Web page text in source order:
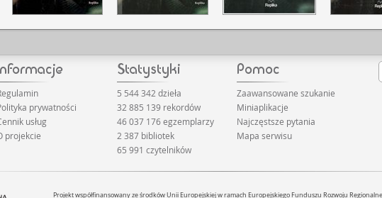
prywatności
usług
projekcie
5 544 342 dzieła
32 885 139 rekordów
46 037 176 egzemplarzy
2 387 bibliotek
65 991 czytelników
Zaawansowane szukanie
Miniaplikacje
Najczęstsze pytania
Mapa serwisu
Projekt współfinansowany ze środków Unii Europejskiej w ramach Europejskiego Funduszu Rozwoju